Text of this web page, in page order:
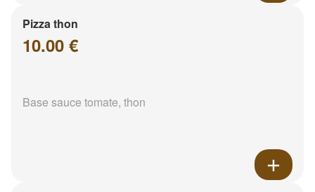
Pizza thon
10.00 €
Base sauce tomate, thon